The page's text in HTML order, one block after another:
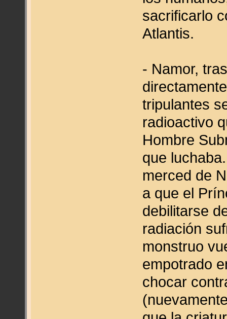
sacrificarlo
Atlantis.
- Namor,
tripulantes
radioactivo
Hombre
que
merced de
a que el
debilitarse
radiación
monstruo
empotrado
chocar